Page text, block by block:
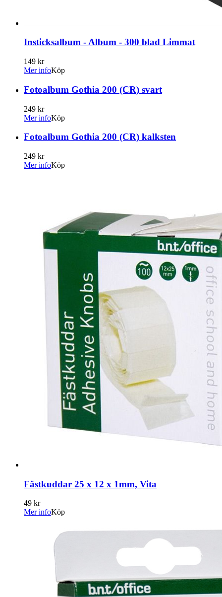
Insticksalbum - Album - 300 blad Limmat
149 kr
Mer infoKöp
Fotoalbum Gothia 200 (CR) svart
249 kr
Mer infoKöp
Fotoalbum Gothia 200 (CR) kalksten
249 kr
Mer infoKöp
Fästkuddar 25 x 12 x 1mm, Vita
49 kr
Mer infoKöp